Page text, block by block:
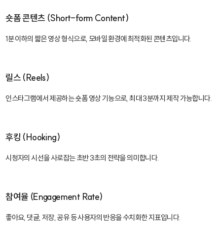
숏폼 콘텐츠 (Short-form Content)
1분 이하의 짧은 영상 형식으로, 모바일 환경에 최적화된 콘텐츠입니다.
릴스 (Reels)
인스타그램에서 제공하는 숏폼 영상 기능으로, 최대 3분까지 제작 가능합니다.
후킹 (Hooking)
시청자의 시선을 사로잡는 초반 3초의 전략을 의미합니다.
참여율 (Engagement Rate)
좋아요, 댓글, 저장, 공유 등 사용자의 반응을 수치화한 지표입니다.